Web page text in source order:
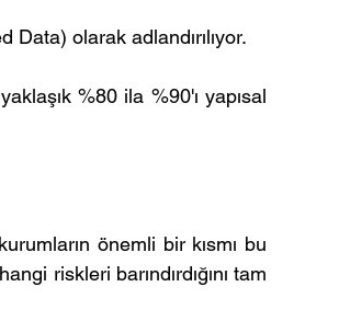
olarak adlandırılıyor.
%80 ila %90'ı yapısal
önemli bir kısmı bu
riskleri barındırdığını tam